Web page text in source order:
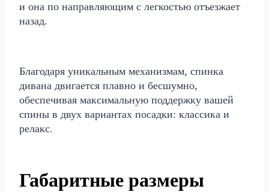
и она по направляющим с легкостью отъезжает
назад.
Благодаря уникальным механизмам, спинка
дивана двигается плавно и бесшумно,
обеспечивая максимальную поддержку вашей
спины в двух вариантах посадки: классика и
релакс.
Габаритные размеры